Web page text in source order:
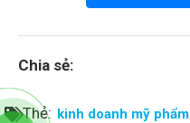
Chia sẻ:
Thẻ: kinh doanh mỹ phẩm